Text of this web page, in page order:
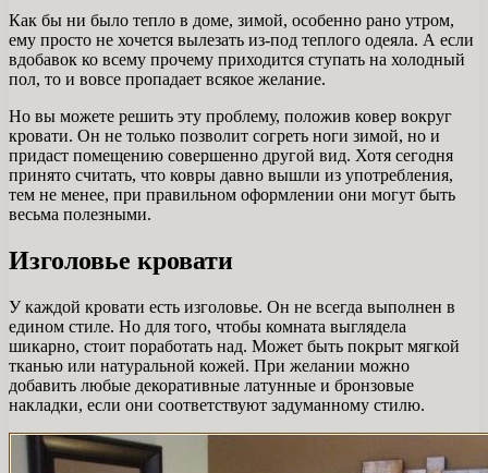
Как бы ни было тепло в доме, зимой, особенно рано утром,
ему просто не хочется вылезать из-под теплого одеяла. А если
вдобавок ко всему прочему приходится ступать на холодный
пол, то и вовсе пропадает всякое желание.
Но вы можете решить эту проблему, положив ковер вокруг
кровати. Он не только позволит согреть ноги зимой, но и
придаст помещению совершенно другой вид. Хотя сегодня
принято считать, что ковры давно вышли из употребления,
тем не менее, при правильном оформлении они могут быть
весьма полезными.
Изголовье кровати
У каждой кровати есть изголовье. Он не всегда выполнен в
едином стиле. Но для того, чтобы комната выглядела
шикарно, стоит поработать над. Может быть покрыт мягкой
тканью или натуральной кожей. При желании можно
добавить любые декоративные латунные и бронзовые
накладки, если они соответствуют задуманному стилю.